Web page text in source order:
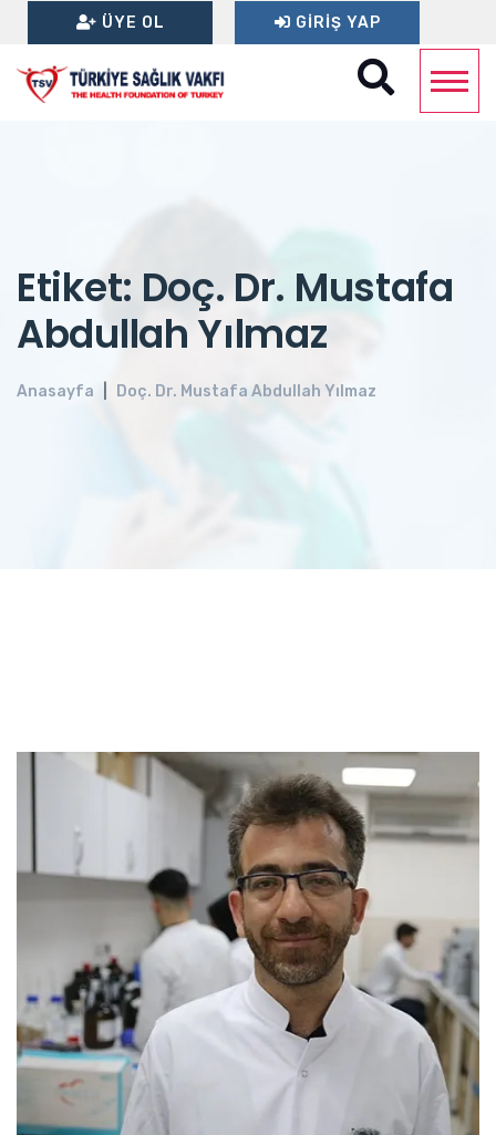
ÜYE OL GIRIŞ YAP
Etiket: Doç. Dr. Mustafa
Abdullah Yılmaz
Anasayfa Doç. Dr. Mustafa Abdullah Yılmaz